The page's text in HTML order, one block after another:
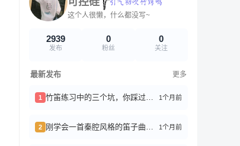
这个人很懒，什么都没写~
2939
发布
0
粉丝
0
关注
最新发布 更多
1 竹笛练习中的三个坑，你踩过几个？ 1个月前
2 刚学会一首秦腔风格的笛子曲《苦音慢板》，吹得我浑身鸡皮疙瘩 1个月前